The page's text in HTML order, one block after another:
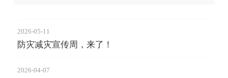
2026-05-11
防灾减灾宣传周，来了！
2026-04-07